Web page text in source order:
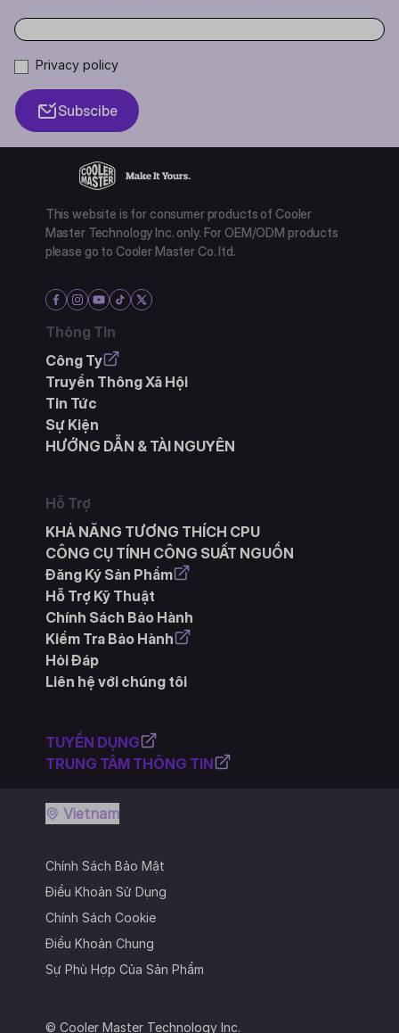
Privacy policy
Subscibe
This website is for consumer products of Cooler
Master Technology Inc. only. For OEM/ODM products
please go to Cooler Master Co. ltd.
Thông Tin
Công Ty
Truyền Thông Xã Hội
Tin Tức
Sự Kiện
HƯỚNG DẪN & TÀI NGUYÊN
Hỗ Trợ
KHẢ NĂNG TƯƠNG THÍCH CPU
CÔNG CỤ TÍNH CÔNG SUẤT NGUỒN
Đăng Ký Sản Phẩm
Hỗ Trợ Kỹ Thuật
Chính Sách Bảo Hành
Kiểm Tra Bảo Hành
Hỏi Đáp
Liên hệ với chúng tôi
TUYỂN DỤNG
TRUNG TÂM THÔNG TIN
© Cooler Master Technology Inc.
Chính Sách Bảo Mật
Điều Khoản Sử Dụng
Chính Sách Cookie
Điều Khoản Chung
Sự Phù Hợp Của Sản Phẩm
Vietnam